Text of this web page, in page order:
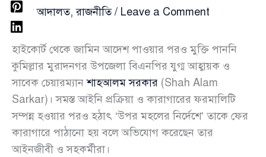
আইন আদালত,রাজনীতি/ Leave a Comment
হাইকোর্ট থেকে জামিন আদেশ পাওয়ার পরও মুক্তি পাননি
কুমিল্লার মুরাদনগর উপজেলা বিএনপির যুগ্ম আহ্বায়ক ও
সাবেক চেয়ারম্যানশাহআলম সরকার (Shah Alam
Sarkar)। সমস্ত আইনি প্রক্রিয়া ও কারাগারের ফরমালিটি
সম্পন্ন হওয়ার পরও হঠাৎ ‘উপর মহলের নির্দেশে’ তাকে ফের
কারাগারে পাঠানো হয় বলে অভিযোগ করেছেন তার
আইনজীবী ও সহকর্মীরা।